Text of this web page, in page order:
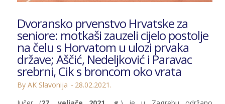
Dvoransko prvenstvo Hrvatske za
seniore: motkaši zauzeli cijelo postolje
na čelu s Horvatom u ulozi prvaka
države; Aščić, Nedeljković i Paravac
srebrni, Cik s broncom oko vrata
By AK Slavonija
28.02.2021.